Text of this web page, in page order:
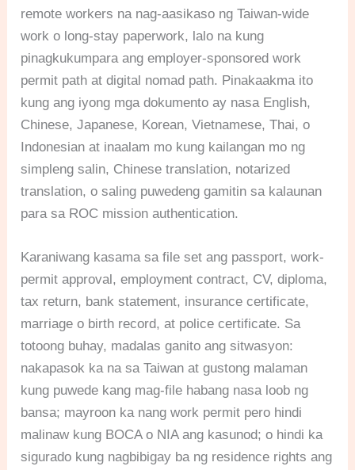
remote workers na nag-aasikaso ng Taiwan-wide
work o long-stay paperwork, lalo na kung
pinagkukumpara ang employer-sponsored work
permit path at digital nomad path. Pinakaakma ito
kung ang iyong mga dokumento ay nasa English,
Chinese, Japanese, Korean, Vietnamese, Thai, o
Indonesian at inaalam mo kung kailangan mo ng
simpleng salin, Chinese translation, notarized
translation, o saling puwedeng gamitin sa kalaunan
para sa ROC mission authentication.
Karaniwang kasama sa file set ang passport, work-
permit approval, employment contract, CV, diploma,
tax return, bank statement, insurance certificate,
marriage o birth record, at police certificate. Sa
totoong buhay, madalas ganito ang sitwasyon:
nakapasok ka na sa Taiwan at gustong malaman
kung puwede kang mag-file habang nasa loob ng
bansa; mayroon ka nang work permit pero hindi
malinaw kung BOCA o NIA ang kasunod; o hindi ka
sigurado kung nagbibigay ba ng residence rights ang